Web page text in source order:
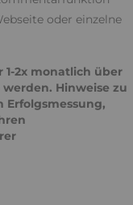
oder einzelne
1-2x monatlich über
Hinweise zu